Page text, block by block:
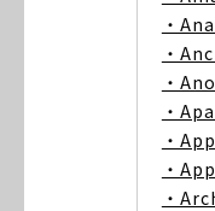
・
・
・
・
・
・
・